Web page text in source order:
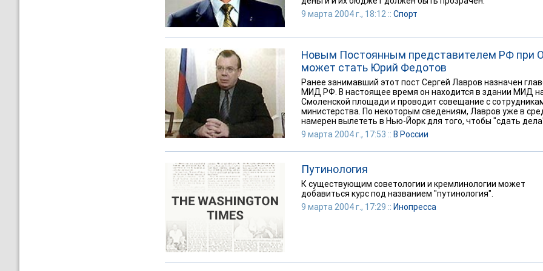
9 марта 2004 г., 18:12 :: Спорт
Новым Постоянным представителем РФ при
может стать Юрий Федотов
Ранее занимавший этот пост Сергей Лавров назначен
МИД РФ. В настоящее время он находится в здании МИД
Смоленской площади и проводит совещание с
министерства. По некоторым сведениям, Лавров уже в
намерен вылететь в Нью-Йорк для того, чтобы "сдать
9 марта 2004 г., 17:53 :: В России
Путинология
К существующим советологии и кремлинологии может
добавиться курс под названием "путинология".
9 марта 2004 г., 17:29 :: Инопресса